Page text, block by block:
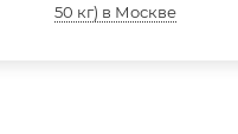
50 кг) в Москве